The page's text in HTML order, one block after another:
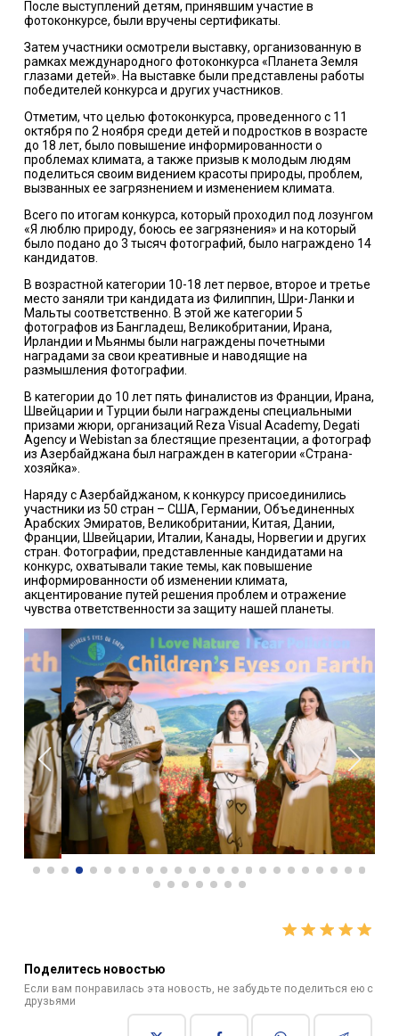
После выступлений детям, принявшим участие в
фотоконкурсе, были вручены сертификаты.
Затем участники осмотрели выставку, организованную в
рамках международного фотоконкурса «Планета Земля
глазами детей». На выставке были представлены работы
победителей конкурса и других участников.
Отметим, что целью фотоконкурса, проведенного с 11
октября по 2 ноября среди детей и подростков в возрасте
до 18 лет, было повышение информированности о
проблемах климата, а также призыв к молодым людям
поделиться своим видением красоты природы, проблем,
вызванных ее загрязнением и изменением климата.
Всего по итогам конкурса, который проходил под лозунгом
«Я люблю природу, боюсь ее загрязнения» и на который
было подано до 3 тысяч фотографий, было награждено 14
кандидатов.
В возрастной категории 10-18 лет первое, второе и третье
место заняли три кандидата из Филиппин, Шри-Ланки и
Мальты соответственно. В этой же категории 5
фотографов из Бангладеш, Великобритании, Ирана,
Ирландии и Мьянмы были награждены почетными
наградами за свои креативные и наводящие на
размышления фотографии.
В категории до 10 лет пять финалистов из Франции, Ирана,
Швейцарии и Турции были награждены специальными
призами жюри, организаций Reza Visual Academy, Degati
Agency и Webistan за блестящие презентации, а фотограф
из Азербайджана был награжден в категории «Страна-
хозяйка».
Наряду с Азербайджаном, к конкурсу присоединились
участники из 50 стран – США, Германии, Объединенных
Арабских Эмиратов, Великобритании, Китая, Дании,
Франции, Швейцарии, Италии, Канады, Норвегии и других
стран. Фотографии, представленные кандидатами на
конкурс, охватывали такие темы, как повышение
информированности об изменении климата,
акцентирование путей решения проблем и отражение
чувства ответственности за защиту нашей планеты.
Поделитесь новостью
Если вам понравилась эта новость, не забудьте поделиться ею с
друзьями